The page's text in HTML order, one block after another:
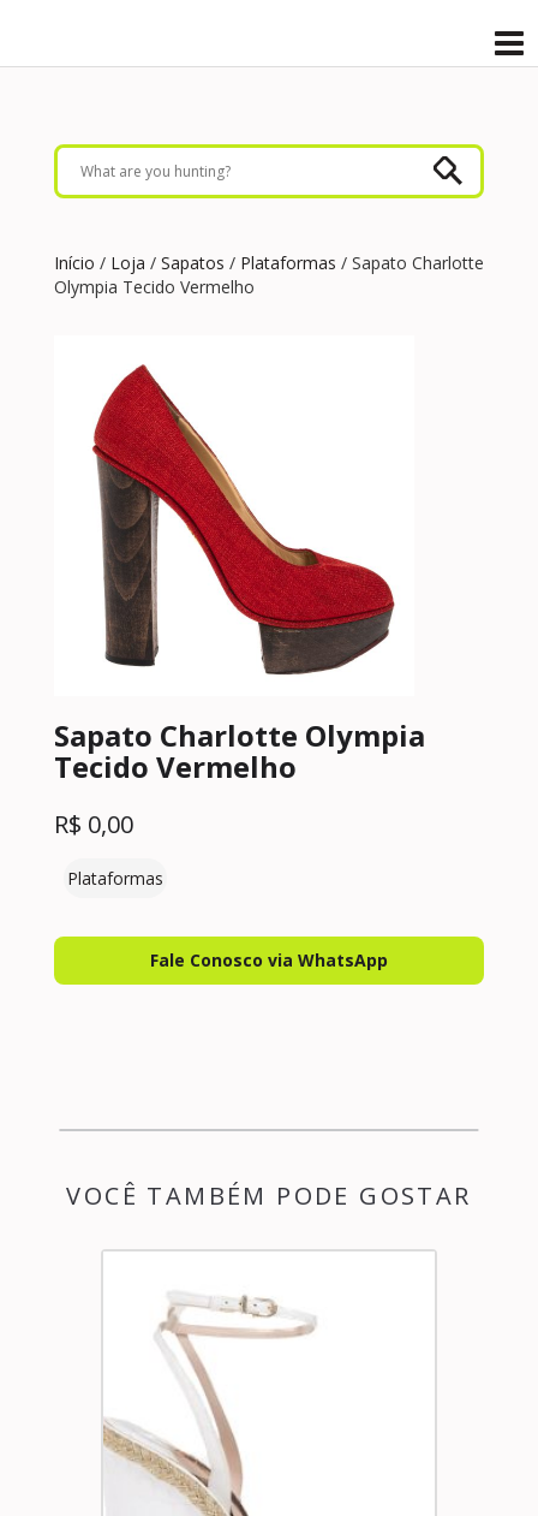
Início / Loja / Sapatos / Plataformas / Sapato Charlotte
Olympia Tecido Vermelho
Sapato Charlotte Olympia
Tecido Vermelho
R$ 0,00
Plataformas
Fale Conosco via WhatsApp
VOCÊ TAMBÉM PODE GOSTAR